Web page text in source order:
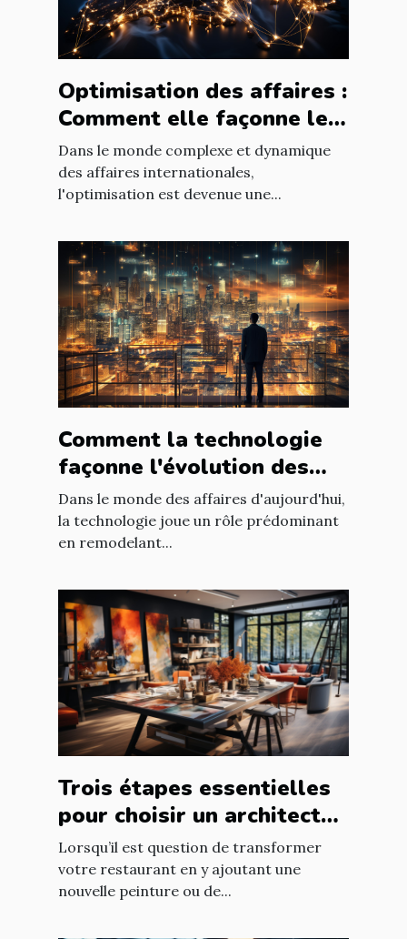
Optimisation des affaires :
Comment elle façonne le
paysage économique
international
Dans le monde complexe et dynamique
des affaires internationales,
l'optimisation est devenue une...
Comment la technologie
façonne l'évolution des
entreprises
Dans le monde des affaires d'aujourd'hui,
la technologie joue un rôle prédominant
en remodelant...
Trois étapes essentielles
pour choisir un architecte
d’intérieur
Lorsqu’il est question de transformer
votre restaurant en y ajoutant une
nouvelle peinture ou de...